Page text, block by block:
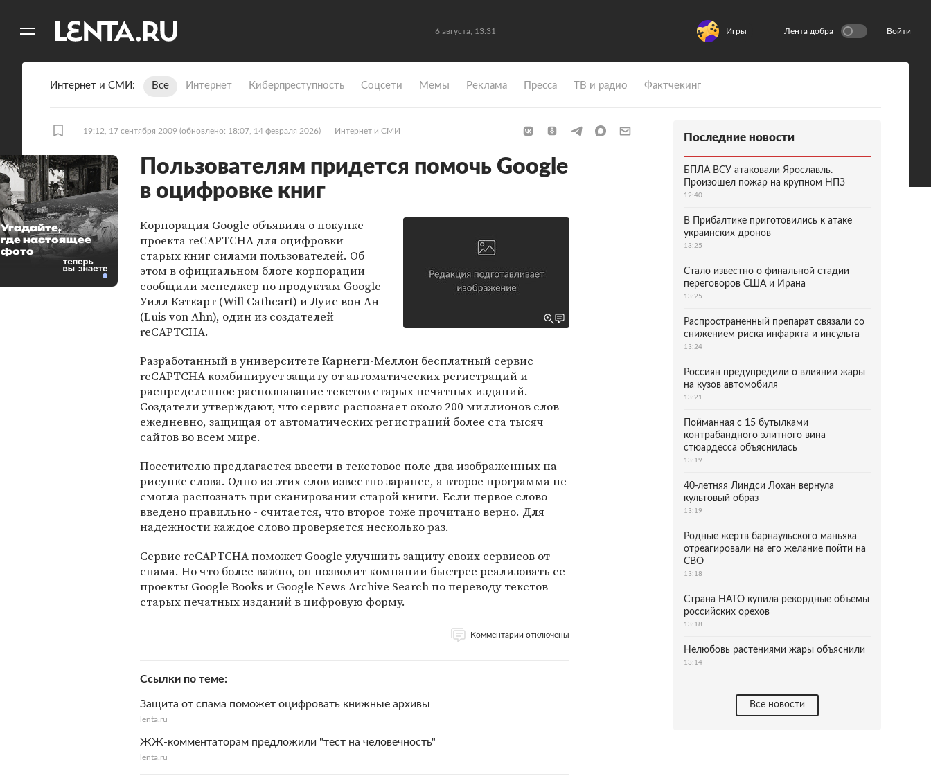
6 августа, 13:31 Игры Лента добра Войти
Интернет и СМИ Все Интернет Киберпреступность Coцсети Мемы Реклама Пресса ТВ и радио Фактчекинг
19:12, 17 сентября 2009 (обновлено: 18:07, 14 февраля 2026) Интернет и СМИ
Пользователям придется помочь Google
в оцифровке книг
Корпорация Google объявила о покупке
проекта reCAPTCHA для оцифровки
старых книг силами пользователей. Об
этом в официальном блоге корпорации
сообщили менеджер по продуктам Google
Уилл Кэткарт (Will Cathcart) и Луис вон Ан
(Luis von Ahn), один из создателей
reCAPTCHA.
Разработанный в университете Карнеги-Меллон бесплатный сервис
reCAPTCHA комбинирует защиту от автоматических регистраций и
распределенное распознавание текстов старых печатных изданий.
Создатели утверждают, что сервис распознает около 200 миллионов слов
ежедневно, защищая от автоматических регистраций более ста тысяч
сайтов во всем мире.
Посетителю предлагается ввести в текстовое поле два изображенных на
рисунке слова. Одно из этих слов известно заранее, а второе программа не
смогла распознать при сканировании старой книги. Если первое слово
введено правильно - считается, что второе тоже прочитано верно. Для
надежности каждое слово проверяется несколько раз.
Сервис reCAPTCHA поможет Google улучшить защиту своих сервисов от
спама. Но что более важно, он позволит компании быстрее реализовать ее
проекты Google Books и Google News Archive Search по переводу текстов
старых печатных изданий в цифровую форму.
Комментарии отключены
Ссылки по теме
Защита от спама поможет оцифровать книжные архивы
lenta.ru
ЖЖ-комментаторам предложили "тест на человечность"
lenta.ru
Угадайте,
где настоящее
фото
Последние новости
БПЛА ВСУ атаковали Ярославль.
Произошел пожар на крупном НПЗ
12:40
В Прибалтике приготовились к атаке
украинских дронов
13:25
Стало известно о финальной стадии
переговоров США и Ирана
13:25
Распространенный препарат связали со
снижением риска инфаркта и инсульта
13:24
Россиян предупредили о влиянии жары
на кузов автомобиля
13:21
Пойманная с 15 бутылками
контрабандного элитного вина
стюардесса объяснилась
13:19
40-летняя Линдси Лохан вернула
культовый образ
13:19
Родные жертв барнаульского маньяка
отреагировали на его желание пойти на
СВО
13:18
Страна НАТО купила рекордные объемы
российских орехов
13:18
Нелюбовь растениями жары объяснили
13:14
Все новости